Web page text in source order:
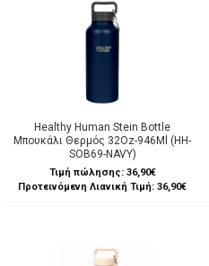
Healthy Human Stein Bottle
Μπουκάλι Θερμός 32Oz-946Ml (HH-
SOB69-NAVY)
Τιμή πώλησης: 36,90€
Προτεινόμενη Λιανική Τιμή: 36,90€